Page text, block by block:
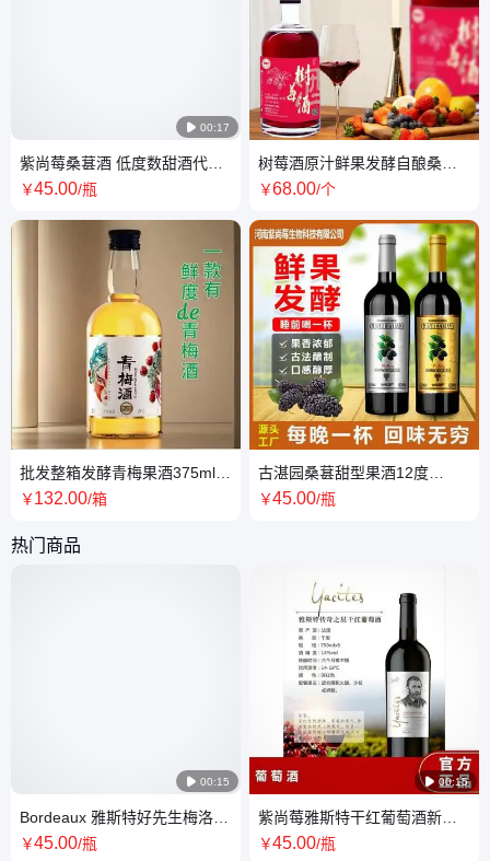
 00:17
紫尚莓桑葚酒 低度数甜酒代理
珍藏赤霞珠干红原瓶进口红酒
￥45.00/瓶
批发整箱发酵青梅果酒375ml伴
手礼12度微醺果酒甜酒桑葚酒
￥132.00/箱
树莓酒原汁鲜果发酵自酿桑葚
酒酒吧330毫升低度微醺女士甜
￥68.00/个
古湛园桑葚甜型果酒12度
750ml礼盒装特产甜酒
￥45.00/瓶
热门商品
 00:15
Bordeaux 雅斯特好先生梅洛干
红葡萄酒 13%vol
￥45.00/瓶
 00:15
紫尚莓雅斯特干红葡萄酒新鲜
水果香气迷人现货批发
￥45.00/瓶